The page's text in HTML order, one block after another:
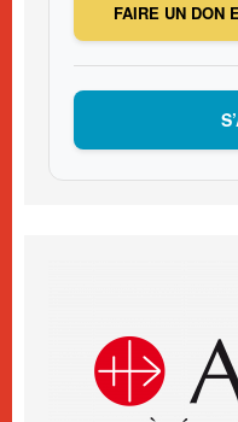
FAIRE UN DON